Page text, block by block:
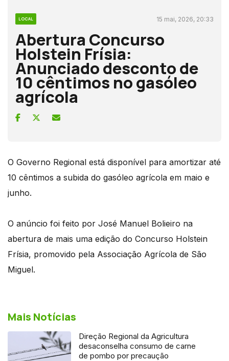
LOCAL 15 mai, 2026, 20:33
Abertura Concurso
Holstein Frísia:
Anunciado desconto de
10 cêntimos no gasóleo
agrícola
O Governo Regional está disponível para amortizar até
10 cêntimos a subida do gasóleo agrícola em maio e
junho.
O anúncio foi feito por José Manuel Bolieiro na
abertura de mais uma edição do Concurso Holstein
Frísia, promovido pela Associação Agrícola de São
Miguel.
Mais Notícias
Direção Regional da Agricultura
desaconselha consumo de carne
de pombo por precaução